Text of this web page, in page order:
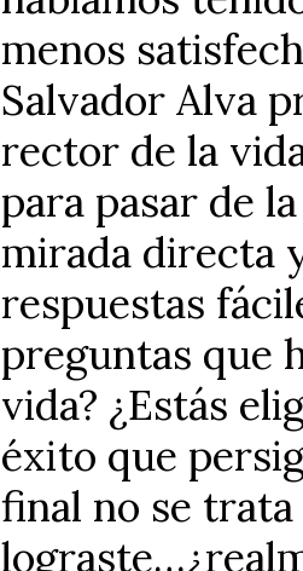
menos
Salvador Alva
rector de la
para pasar de
mirada directa
respuestas
preguntas que
vida? ¿Estás
éxito que
final no se